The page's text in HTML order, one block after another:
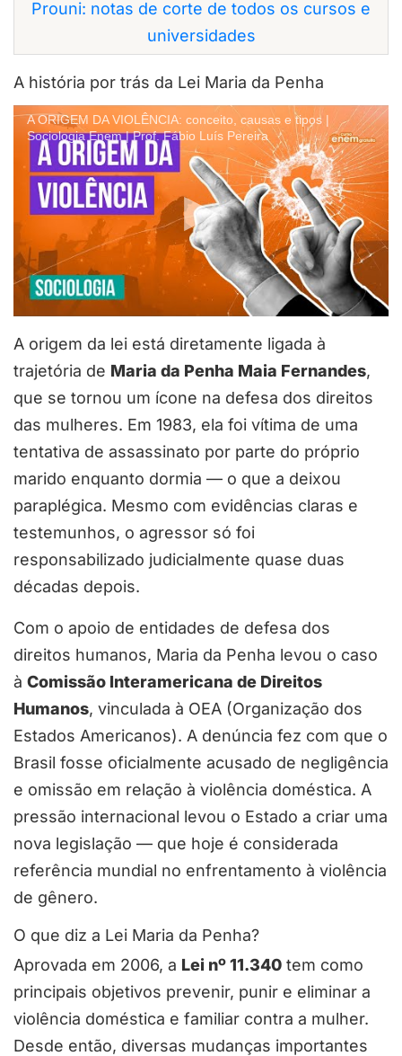
Prouni: notas de corte de todos os cursos e
universidades
A história por trás da Lei Maria da Penha
A ORIGEM DA VIOLÊNCIA: conceito, causas e tipos |
Sociologia Enem | Prof. Fábio Luís Pereira
A origem da lei está diretamente ligada à
trajetória de Maria da Penha Maia Fernandes,
que se tornou um ícone na defesa dos direitos
das mulheres. Em 1983, ela foi vítima de uma
tentativa de assassinato por parte do próprio
marido enquanto dormia — o que a deixou
paraplégica. Mesmo com evidências claras e
testemunhos, o agressor só foi
responsabilizado judicialmente quase duas
décadas depois.
Com o apoio de entidades de defesa dos
direitos humanos, Maria da Penha levou o caso
à Comissão Interamericana de Direitos
Humanos, vinculada à OEA (Organização dos
Estados Americanos). A denúncia fez com que o
Brasil fosse oficialmente acusado de negligência
e omissão em relação à violência doméstica. A
pressão internacional levou o Estado a criar uma
nova legislação — que hoje é considerada
referência mundial no enfrentamento à violência
de gênero.
O que diz a Lei Maria da Penha?
Aprovada em 2006, a Lei nº 11.340 tem como
principais objetivos prevenir, punir e eliminar a
violência doméstica e familiar contra a mulher.
Desde então, diversas mudanças importantes